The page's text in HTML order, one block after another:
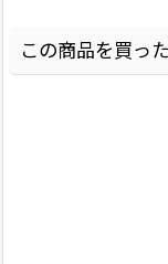
この商品を買っ